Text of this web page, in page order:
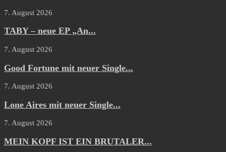
7. August 2026
TABY – neue EP „An...
7. August 2026
Good Fortune mit neuer Single...
7. August 2026
Lone Aires mit neuer Single...
7. August 2026
MEIN KOPF IST EIN BRUTALER...